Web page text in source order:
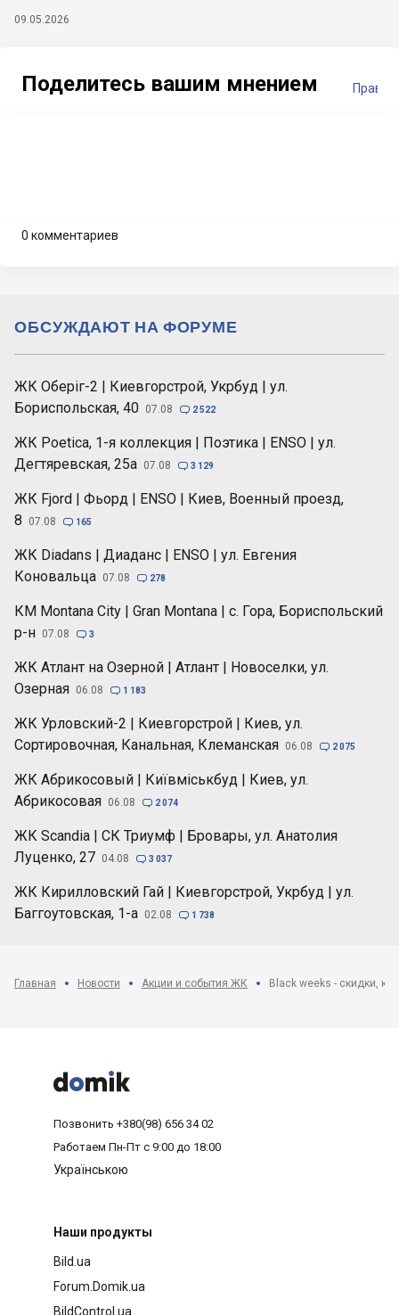
09.05.2026
Поделитесь вашим мнением
0 комментариев
ЖК Оберіг-2 | Киевгорстрой, Укрбуд | ул.
Бориспольская, 40 07.08  2 522
ЖК Poetica, 1-я коллекция | Поэтика | ENSO | ул.
Дегтяревская, 25а 07.08  3 129
ЖК Fjord | Фьорд | ENSO | Киев, Военный проезд,
8
07.08  165
ЖК Diadans | Диаданс | ENSO | ул. Евгения
Коновальца 07.08  278
КМ Montana City | Gran Montana | с. Гора, Бориспольский
р-н 07.08  3
ЖК Атлант на Озерной | Атлант | Новоселки, ул.
Озерная 06.08  1 183
ЖК Урловский-2 | Киевгорстрой | Киев, ул.
Сортировочная, Канальная, Клеманская 06.08  2 075
ЖК Абрикосовый | Київміськбуд | Киев, ул.
Абрикосовая 06.08  2 074
ЖК Scandia | СК Триумф | Бровары, ул. Анатолия
Луценко, 27 04.08  3 037
ЖК Кирилловский Гай | Киевгорстрой, Укрбуд | ул.
Баггоутовская, 1-а 02.08  1 738
ОБСУЖДАЮТ НА ФОРУМЕ
Главная Новости Акции и события ЖК Black weeks - скидки,



Позвонить +380(98) 656 34 02
Работаем Пн-Пт с 9:00 до 18:00
Українською
Наши продукты
Bild.ua
Forum.Domik.ua
BildControl.ua